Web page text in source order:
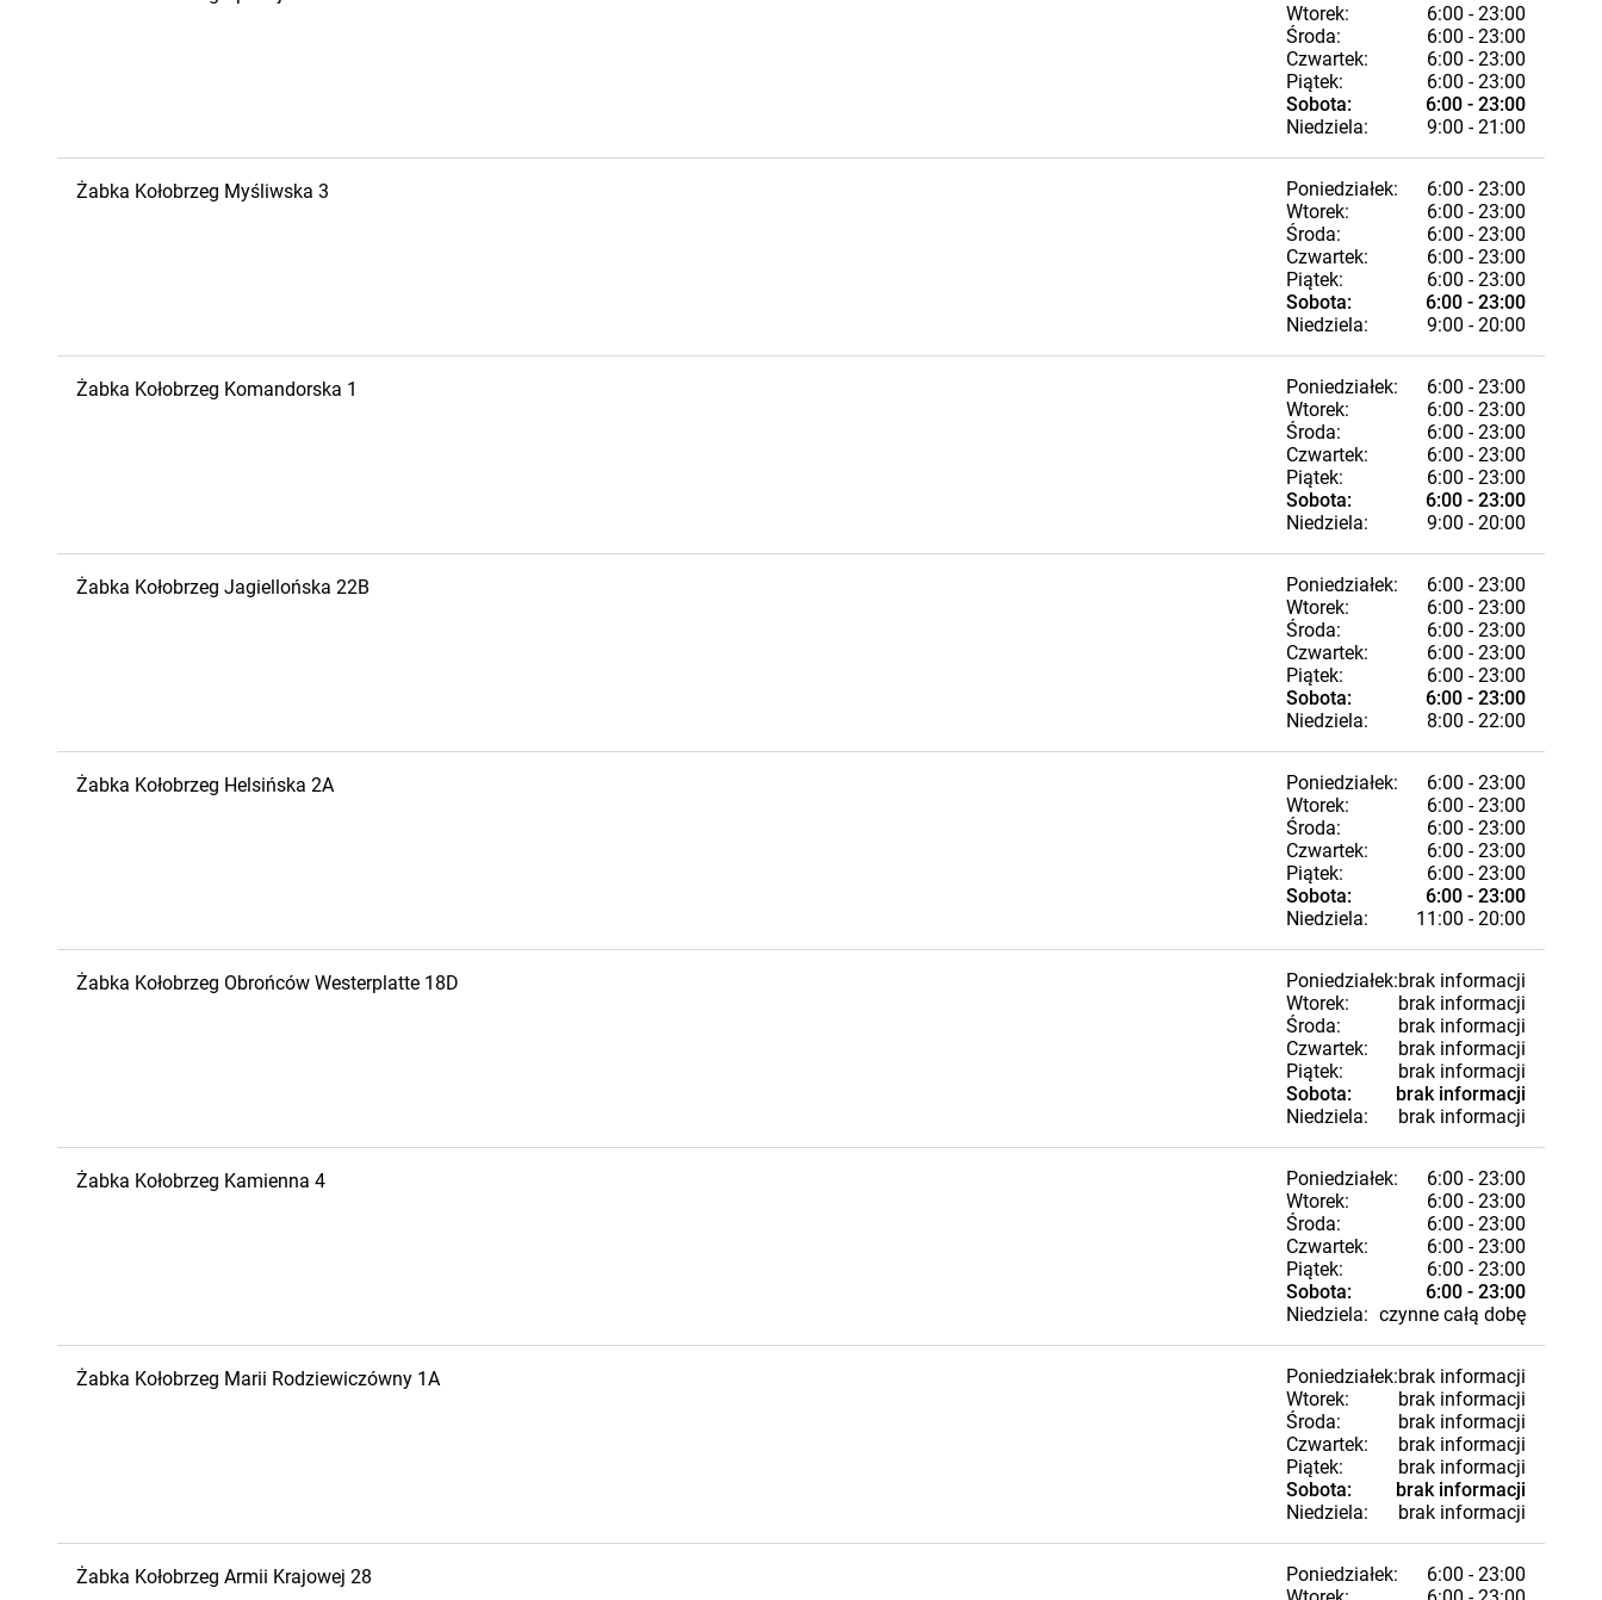
Wtorek:
6:00 - 23:00
Środa:
6:00 - 23:00
Czwartek:
6:00 - 23:00
Piątek:
6:00 - 23:00
Sobota:
6:00 - 23:00
Niedziela:
9:00 - 21:00
Żabka Kołobrzeg Myśliwska 3 Poniedziałek:
6:00 - 23:00
Wtorek:
6:00 - 23:00
Środa:
6:00 - 23:00
Czwartek:
6:00 - 23:00
Piątek:
6:00 - 23:00
Sobota:
6:00 - 23:00
Niedziela:
9:00 - 20:00
Żabka Kołobrzeg Komandorska 1 Poniedziałek:
6:00 - 23:00
Wtorek:
6:00 - 23:00
Środa:
6:00 - 23:00
Czwartek:
6:00 - 23:00
Piątek:
6:00 - 23:00
Sobota:
6:00 - 23:00
Niedziela:
9:00 - 20:00
Żabka Kołobrzeg Jagiellońska 22B Poniedziałek:
6:00 - 23:00
Wtorek:
6:00 - 23:00
Środa:
6:00 - 23:00
Czwartek:
6:00 - 23:00
Piątek:
6:00 - 23:00
Sobota:
6:00 - 23:00
Niedziela:
8:00 - 22:00
Żabka Kołobrzeg Helsińska 2A Poniedziałek:
6:00 - 23:00
Wtorek:
6:00 - 23:00
Środa:
6:00 - 23:00
Czwartek:
6:00 - 23:00
Piątek:
6:00 - 23:00
Sobota:
6:00 - 23:00
Niedziela:
11:00 - 20:00
Żabka Kołobrzeg Obrońców Westerplatte 18D Poniedziałek:brak informacji
Wtorek:
brak informacji
Środa:
brak informacji
Czwartek:
brak informacji
Piątek:
brak informacji
Sobota:
brak informacji
Niedziela:
brak informacji
Żabka Kołobrzeg Kamienna 4 Poniedziałek:
6:00 - 23:00
Wtorek:
6:00 - 23:00
Środa:
6:00 - 23:00
Czwartek:
6:00 - 23:00
Piątek:
6:00 - 23:00
Sobota:
6:00 - 23:00
Niedziela: czynne całą dobę
Żabka Kołobrzeg Marii Rodziewiczówny 1A Poniedziałek:brak informacji
Wtorek:
brak informacji
Środa:
brak informacji
Czwartek:
brak informacji
Piątek:
brak informacji
Sobota:
brak informacji
Niedziela:
brak informacji
Żabka Kołobrzeg Armii Krajowej 28 Poniedziałek:
6:00 - 23:00